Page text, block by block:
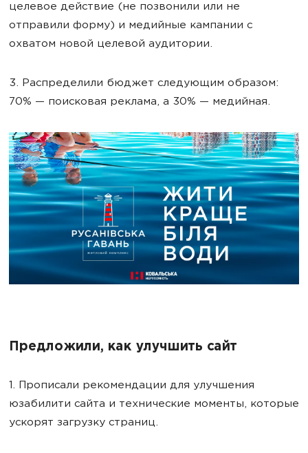
целевое действие (не позвонили или не
отправили форму) и медийные кампании с
охватом новой целевой аудитории.
3. Распределили бюджет следующим образом:
70% — поисковая реклама, а 30% — медийная.
Предложили, как улучшить сайт
1. Прописали рекомендации для улучшения
юзабилити сайта и технические моменты, которые
ускорят загрузку страниц.